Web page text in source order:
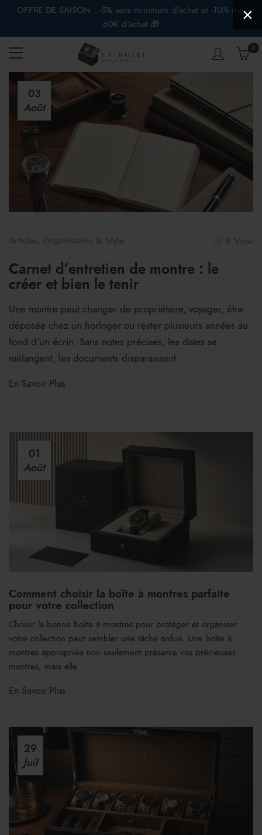
×
OFFRE DE SAISON : -5% sans minimum d'achat et -10% dès
60€ d'achat 🎁
0
03
Août
Carnet d’entretien de montre : le
créer et bien le tenir
Une montre peut changer de propriétaire, voyager, être
déposée chez un horloger ou rester plusieurs années au
fond d’un écrin. Sans notes précises, les dates se
mélangent, les documents disparaissent
En Savoir Plus
01
Août
Comment choisir la boîte à montres parfaite
pour votre collection
Choisir la bonne boîte à montres pour protéger et organiser
votre collection peut sembler une tâche ardue. Une boîte à
montres appropriée non seulement préserve vos précieuses
montres, mais elle
En Savoir Plus
29
Juil